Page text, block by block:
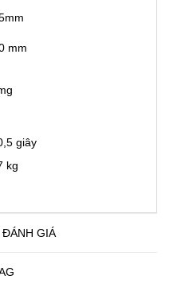
mm
mg
giây
kg
ĐÁNH GIÁ